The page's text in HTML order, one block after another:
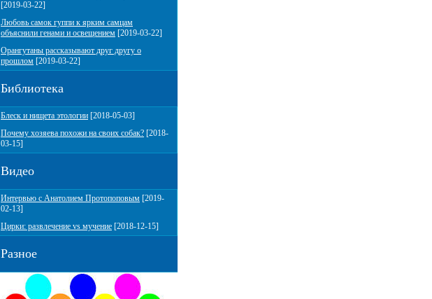
[2019-03-22]
Любовь самок гуппи к ярким самцам
объяснили генами и освещением [2019-03-22]
Орангутаны рассказывают друг другу о
прошлом [2019-03-22]
Библиотека
Блеск и нищета этологии [2018-05-03]
Почему хозяева похожи на своих собак? [2018-
03-15]
Видео
Интервью с Анатолием Протопоповым [2019-
02-13]
Цирки: развлечение vs мучение [2018-12-15]
Разное